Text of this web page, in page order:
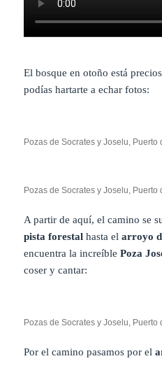
El bosque en otoño está
podías hartarte a echar fotos:
Pozas de Socrates y Joselu,
Pozas de Socrates y Joselu,
A partir de aquí, el camino se
pista forestalhasta elarroyo
encuentra la increíblePoza
coser y cantar:
Pozas de Socrates y Joselu,
Por el camino pasamos por el